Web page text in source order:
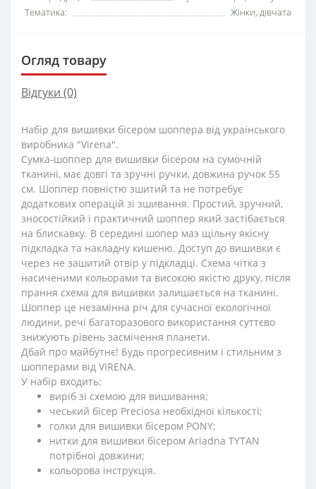
Тематика:
Жінки, дівчата
Огляд товару
Відгуки (0)
Набір для вишивки бісером шоппера від українського
виробника "Virena".
Сумка-шоппер для вишивки бісером на сумочній
тканині, має довгі та зручні ручки, довжина ручок 55
см. Шоппер повністю зшитий та не потребує
додаткових операцій зі зшивання. Простий, зручний,
зносостійкий і практичний шоппер який застібається
на блискавку. В середині шопер маэ щільну якісну
підкладка та накладну кишеню. Доступ до вишивки є
через не зашитий отвір у підкладці. Схема чітка з
насиченими кольорами та високою якістю друку, після
прання схема для вишивки залишається на тканині.
Шоппер це незамінна річ для сучасної екологічної
людини, речі багаторазового використання суттєво
знижують рівень засмічення планети.
Дбай про майбутнє! Будь прогресивним і стильним з
шопперами від VIRENA.
У набір входить:
виріб зі схемою для вишивання;
чеський бісер Preciosa необхідної кількості;
голки для вишивки бісером PONY;
нитки для вишивки бісером Ariadna TYTAN
потрібної довжини;
кольорова інструкція.